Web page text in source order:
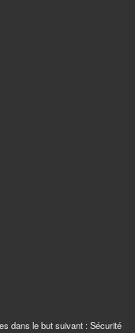
dans le but suivant :Sécurité